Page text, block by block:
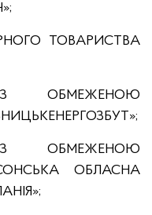
ТОВАРИСТВА
ОБМЕЖЕНОЮ
ОБМЕЖЕНОЮ
ОБЛАСНА